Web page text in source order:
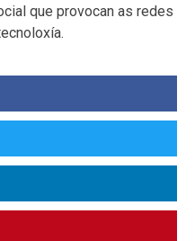
que provocan as redes